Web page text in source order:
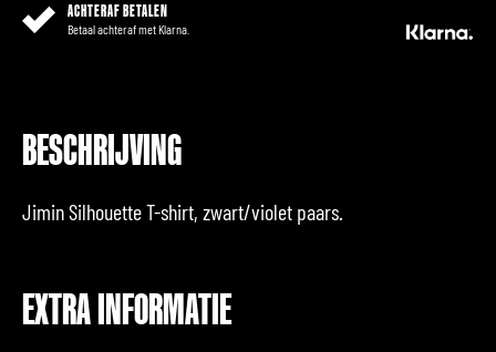
ACHTERAF BETALEN
Betaal achteraf met Klarna.
BESCHRIJVING
Jimin Silhouette T-shirt, zwart/violet paars.
EXTRA INFORMATIE